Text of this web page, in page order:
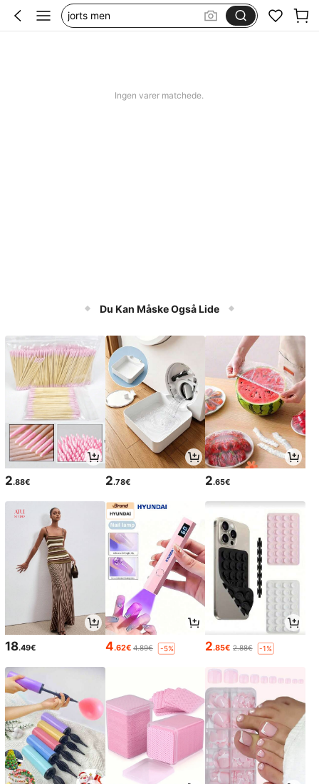
jorts men
Ingen varer matchede.
Du Kan Måske Også Lide
2.88€ 2.78€ 2.65€
18.49€ 4.62€ 4.89€ -5% 2.85€ 2.88€ -1%